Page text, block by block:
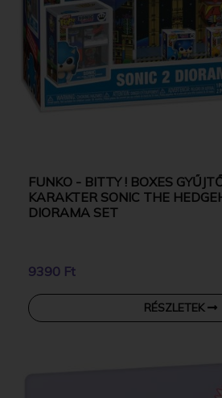
FUNKO - BITTY ! BOXES
KARAKTER SONIC THE
DIORAMA SET
9390 Ft
RÉSZLETEK